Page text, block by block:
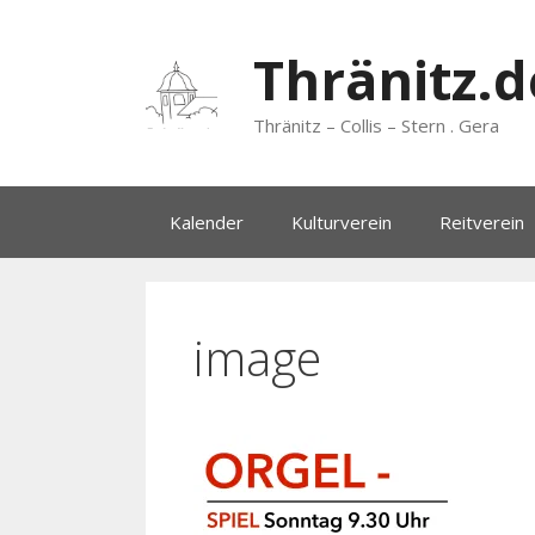
Thränitz – Collis – Stern . Gera
Kalender Kulturverein Reitverein
image